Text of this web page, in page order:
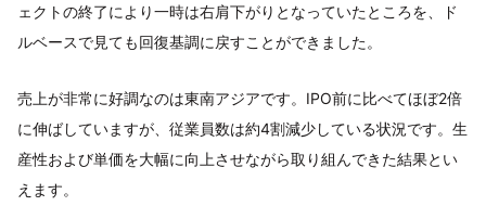
ェクトの終了により一時は右肩下がりとなっていたところを、ド
ルベースで見ても回復基調に戻すことができました。
売上が非常に好調なのは東南アジアです。IPO前に比べてほぼ2倍
に伸ばしていますが、従業員数は約4割減少している状況です。生
産性および単価を大幅に向上させながら取り組んできた結果とい
えます。